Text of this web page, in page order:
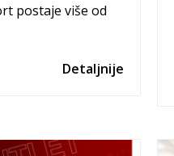
postaje više od
Detaljnije